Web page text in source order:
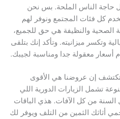
حاجة الناس الملحة. بس نحن
كل فئات المجتمع ونوفر لهم
الصحية والنظيفة هي حق للجميع،
وتكسر ميزانيته. وتأكد إنك بتلقى
أسعار معقولة جدا ومناسبة لجيبك.
تكتشف إن عروضنا هي الأقوى
تشمل الزيارات الدورية اللي
من كل الآفات. هذي الباقات
أثاثك الثمين من التلف ويوفر لك